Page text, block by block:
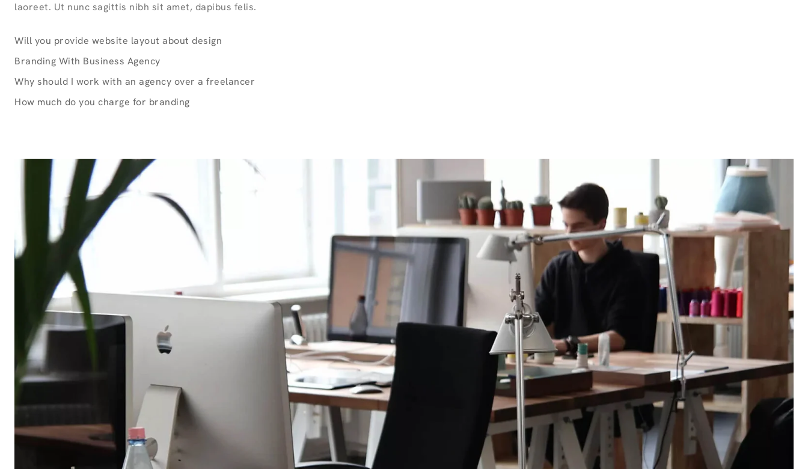
laoreet. Ut nunc sagittis nibh sit amet, dapibus felis.
Will you provide website layout about design
Branding With Business Agency
Why should I work with an agency over a freelancer
How much do you charge for branding